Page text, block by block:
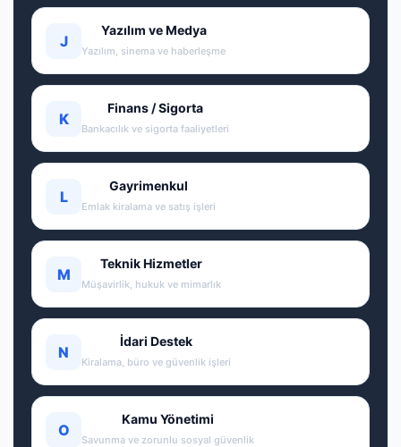
J
Yazılım ve Medya
Yazılım, sinema ve haberleşme
K
Finans / Sigorta
Bankacılık ve sigorta faaliyetleri
L
Gayrimenkul
Emlak kiralama ve satış işleri
M
Teknik Hizmetler
Müşavirlik, hukuk ve mimarlık
N
İdari Destek
Kiralama, büro ve güvenlik işleri
O
Kamu Yönetimi
Savunma ve zorunlu sosyal güvenlik